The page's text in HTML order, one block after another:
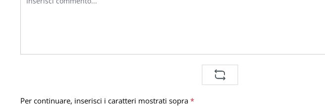
Per continuare, inserisci i caratteri mostrati sopra *